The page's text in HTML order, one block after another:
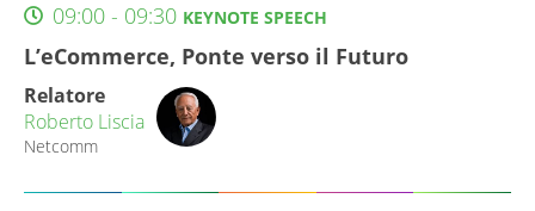
09:00 - 09:30 KEYNOTE SPEECH
L’eCommerce, Ponte verso il Futuro
Relatore
Roberto Liscia
Netcomm